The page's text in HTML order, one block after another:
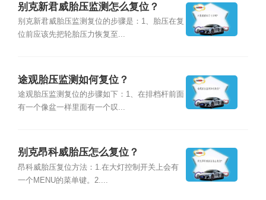
别克新君威胎压监测怎么复位？
别克新君威胎压监测复位的步骤是：1、胎压在复
位前应该先把轮胎压力恢复至...
途观胎压监测如何复位？
途观胎压监测复位的步骤如下：1、在排档杆前面
有一个像盆一样里面有一个叹...
别克昂科威胎压怎么复位？
昂科威胎压复位方法：1.在大灯控制开关上会有
一个MENU的菜单键。2....